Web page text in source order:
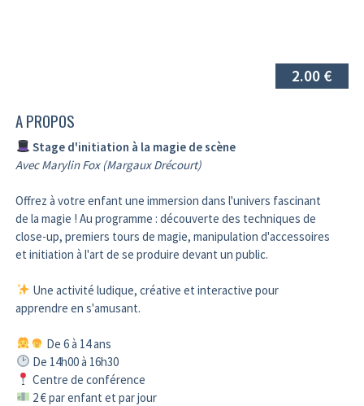
2.00 €
A PROPOS
Stage d'initiation à la magie de scène
Avec Marylin Fox (Margaux Drécourt)
Offrez à votre enfant une immersion dans l'univers fascinant
de la magie ! Au programme : découverte des techniques de
close-up, premiers tours de magie, manipulation d'accessoires
et initiation à l'art de se produire devant un public.
Une activité ludique, créative et interactive pour
apprendre en s'amusant.
De 6 à 14 ans
De 14h00 à 16h30
Centre de conférence
2 € par enfant et par jour